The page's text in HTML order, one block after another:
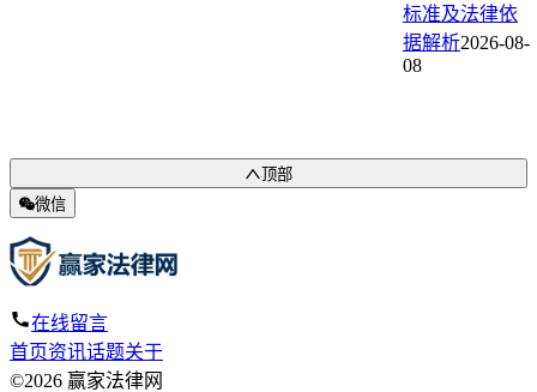
标准及法律依
据解析2026-08-
08
顶部
微信
在线留言
首页资讯话题关于
©2026 赢家法律网